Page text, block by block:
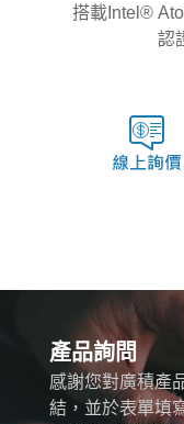
搭載Intel®
認
產品詢問
感謝您對廣積產
結，並於表單填